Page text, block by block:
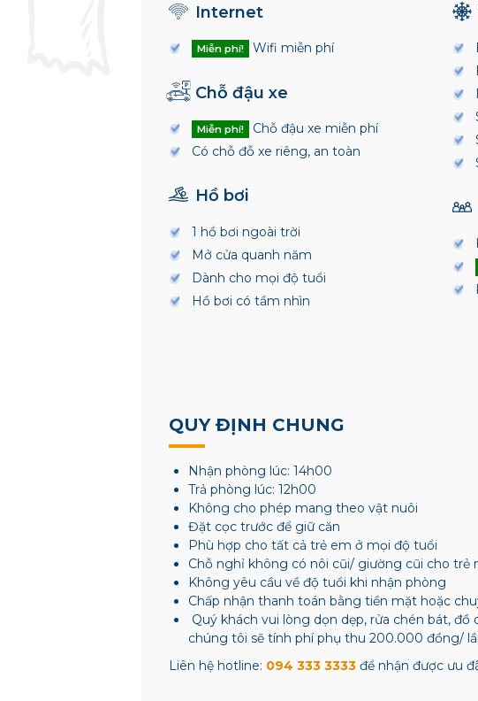
Internet
Miễn phí! Wifi miễn phí
Chỗ đậu xe
Miễn phí!
Chỗ đậu xe miễn phí
Có chỗ đỗ xe riêng, an toàn
Hồ bơi
1 hồ bơi ngoài trời
Mở cửa quanh năm
Dành cho mọi độ tuổi
Hồ bơi có tầm nhìn
QUY ĐỊNH CHUNG
Nhận phòng lúc: 14h00
Trả phòng lúc: 12h00
Không cho phép mang theo vật nuôi
Đặt cọc trước để giữ căn
Phù hợp cho tất cả trẻ em ở mọi độ tuổi
Chỗ nghỉ không có nôi cũi/ giường cũi cho trẻ
Không yêu cầu về độ tuổi khi nhận phòng
Chấp nhận thanh toán bằng tiền mặt hoặc
Quý khách vui lòng dọn dẹp, rửa chén bát,
chúng tôi sẽ tính phí phụ thu 200.000 đồng/
Liên hệ hotline: 094 333 3333để nhận được ưu